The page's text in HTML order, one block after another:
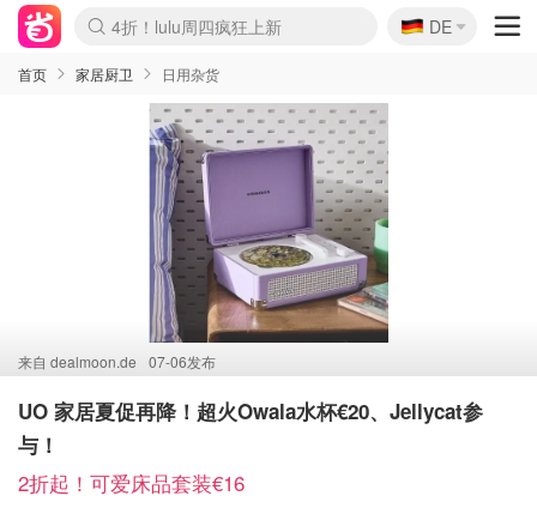
Boticinal 夏促开抢！
4折！lulu周四疯狂上新
还没结束！&OtherStories大促
Joybuy变相75折 随时失效
速领！Stanley独家85折
疑似霸哥！Camper额外叠85折
Zalando 奥莱闪促！每日更新
Moncler反季囤！5折起+叠9折
Coach Brooklyn仅€192
🇩🇪
DE
首页 家居厨卫 日用杂货
来自 dealmoon.de 07-06发布
UO 家居夏促再降！超火Owala水杯€20、Jellycat参
与！
2折起！可爱床品套装€16